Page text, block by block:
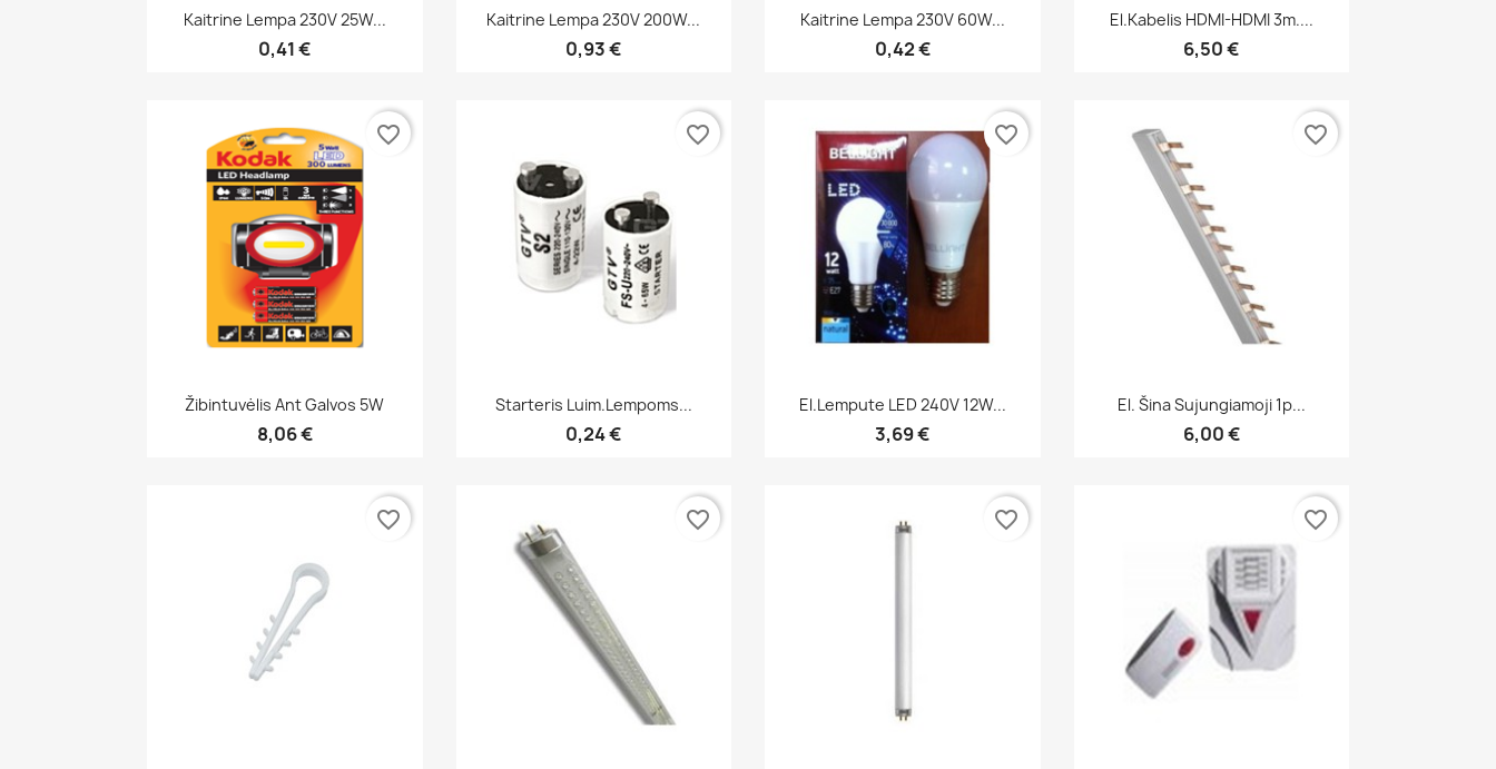
Greita peržiūra
Kaitrine Lempa 230V 25W...
0,41 €
Greita peržiūra
Kaitrine Lempa 230V 200W...
0,93 €
Greita peržiūra
Kaitrine Lempa 230V 60W...
0,42 €
Greita peržiūra
El.kabelis HDMI-HDMI 3m....
6,50 €
Greita peržiūra
Žibintuvėlis Ant Galvos 5W
8,06 €
favorite_border
Greita peržiūra
Starteris Luim.lempoms...
0,24 €
favorite_border
Greita peržiūra
El.lempute LED 240V 12W...
3,69 €
favorite_border
Greita peržiūra
El. Šina Sujungiamoji 1p...
6,00 €
favorite_border
favorite_border favorite_border favorite_border favorite_border